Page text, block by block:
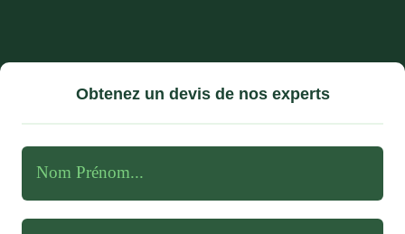
Obtenez un devis de nos experts